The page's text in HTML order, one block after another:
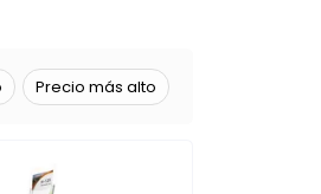
no esperes más,
Precio más alto